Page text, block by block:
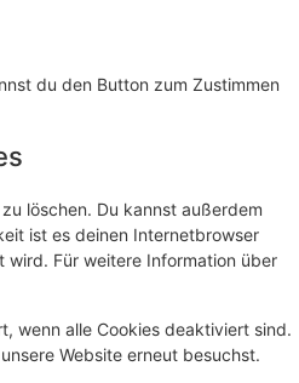
du den Button zum Zustimmen
löschen. Du kannst außerdem
ist es deinen Internetbrowser
Für weitere Information über
wenn alle Cookies deaktiviert sind.
Website erneut besuchst.